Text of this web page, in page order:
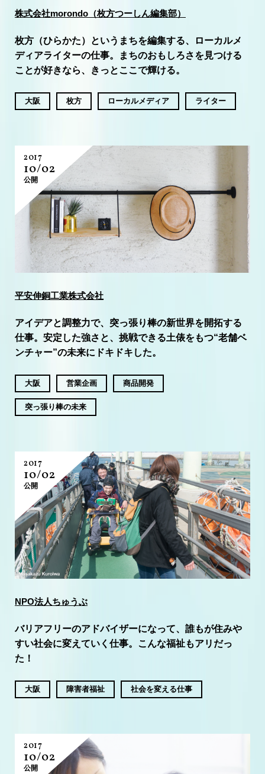
株式会社morondo（枚方つーしん編集部）
枚方（ひらかた）というまちを編集する、ローカルメ
ディアライターの仕事。まちのおもしろさを見つける
ことが好きなら、きっとここで輝ける。
大阪 枚方 ローカルメディア ライター
2017
10/02
公開
平安伸銅工業株式会社
アイデアと調整力で、突っ張り棒の新世界を開拓する
仕事。安定した強さと、挑戦できる土俵をもつ“老舗ベ
ンチャー”の未来にドキドキした。
大阪 営業企画 商品開発
突っ張り棒の未来
2017
10/02
公開
NPO法人ちゅうぶ
バリアフリーのアドバイザーになって、誰もが住みや
すい社会に変えていく仕事。こんな福祉もアリだっ
た！
大阪 障害者福祉 社会を変える仕事
2017
10/02
公開